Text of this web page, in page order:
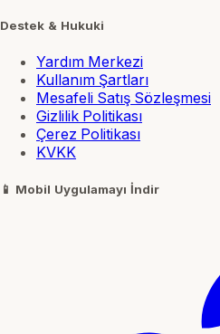
Destek & Hukuki
Yardım Merkezi
Kullanım Şartları
Mesafeli Satış Sözleşmesi
Gizlilik Politikası
Çerez Politikası
KVKK
📱 Mobil Uygulamayı İndir